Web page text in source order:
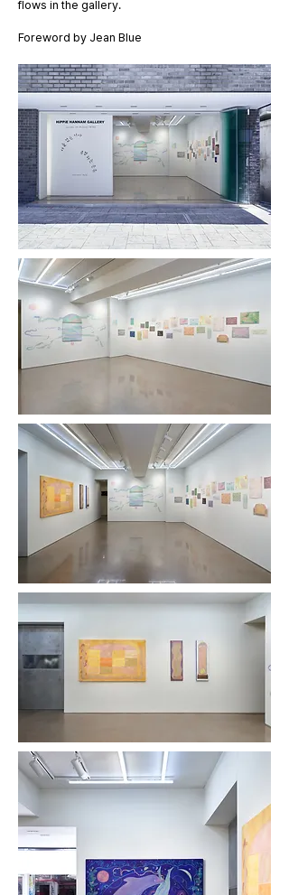
flows in the gallery.
Foreword by Jean Blue